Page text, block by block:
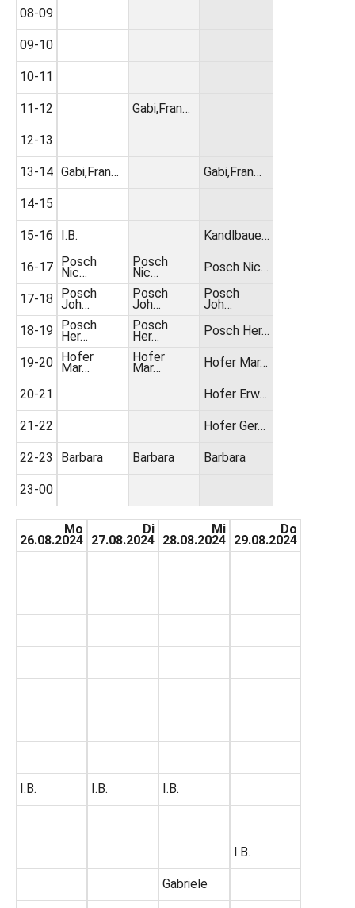
08-09
09-10
10-11
11-12
12-13
13-14
14-15
15-16
16-17
17-18
18-19
19-20
20-21
21-22
22-23
23-00
Gabi,Fran…
I.B.
Posch
Nic…
Posch
Joh…
Posch
Her…
Hofer
Mar…
Barbara
Gabi,Fran…
Posch
Nic…
Posch
Joh…
Posch
Her…
Hofer
Mar…
Barbara
Gabi,Fran…
Kandlbaue…
Posch Nic…
Posch
Joh…
Posch Her…
Hofer Mar…
Hofer Erw…
Hofer Ger…
Barbara
Mo
26.08.2024
I.B.
Di
27.08.2024
I.B.
Mi
28.08.2024
I.B.
Gabriele
Do
29.08.2024
I.B.